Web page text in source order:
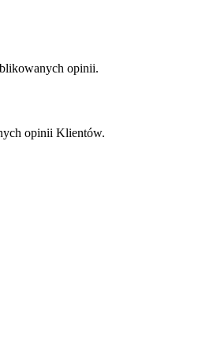
opinii.
opinii Klientów.